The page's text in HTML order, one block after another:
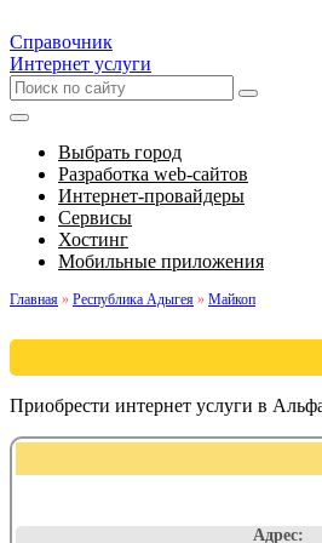
Справочник
Интернет услуги
Выбрать город
Разработка web-сайтов
Интернет-провайдеры
Сервисы
Хостинг
Мобильные приложения
Главная » Республика Адыгея » Майкоп
Приобрести интернет услуги в
Адрес: